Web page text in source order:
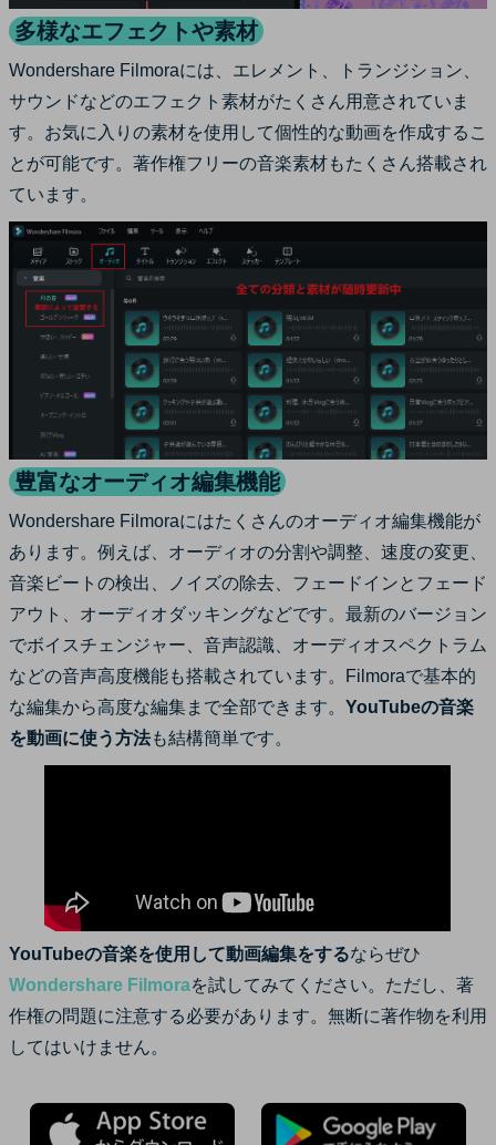
多様なエフェクトや素材
Wondershare Filmoraには、エレメント、トランジション、
サウンドなどのエフェクト素材がたくさん用意されていま
す。お気に入りの素材を使用して個性的な動画を作成するこ
とが可能です。著作権フリーの音楽素材もたくさん搭載され
ています。
豊富なオーディオ編集機能
Wondershare Filmoraにはたくさんのオーディオ編集機能が
あります。例えば、オーディオの分割や調整、速度の変更、
音楽ビートの検出、ノイズの除去、フェードインとフェード
アウト、オーディオダッキングなどです。最新のバージョン
でボイスチェンジャー、音声認識、オーディオスペクトラム
などの音声高度機能も搭載されています。Filmoraで基本的
な編集から高度な編集まで全部できます。 YouTubeの音楽
を動画に使う方法も結構簡単です。
YouTubeの音楽を使用して動画編集をするならぜひ
Wondershare Filmoraを試してみてください。ただし、著
作権の問題に注意する必要があります。無断に著作物を利用
してはいけません。